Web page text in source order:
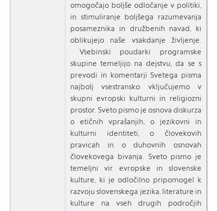
omogočajo boljše odločanje v politiki,
in stimuliranje boljšega razumevanja
posameznika in družbenih navad, ki
oblikujejo naše vsakdanje življenje.
Vsebinski poudarki programske
skupine temeljijo na dejstvu, da se s
prevodi in komentarji Svetega pisma
najbolj vsestransko vključujemo v
skupni evropski kulturni in religiozni
prostor. Sveto pismo je osnova diskurza
o etičnih vprašanjih, o jezikovni in
kulturni identiteti, o človekovih
pravicah in o duhovnih osnovah
človekovega bivanja. Sveto pismo je
temeljni vir evropske in slovenske
kulture, ki je odločilno pripomogel k
razvoju slovenskega jezika, literature in
kulture na vseh drugih področjih